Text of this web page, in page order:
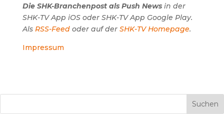
Die SHK-Branchenpost als Push Newsin der
SHK-TV App iOS oder SHK-TV App Google Play.
Als RSS-Feedoder auf der SHK-TV Homepage.
Impressum
Suchen